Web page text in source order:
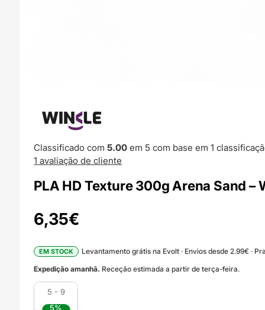
Classificado com5.00 em 5 com base em1
1 avaliação de cliente
PLA HD Texture 300g Arena Sand –
6,35€
EM STOCK
Levantamento grátis na Evolt · Envios desde 2.99€ ·
Expedição amanhã. Receção estimada a partir de terça-feira.
5 - 9
5%